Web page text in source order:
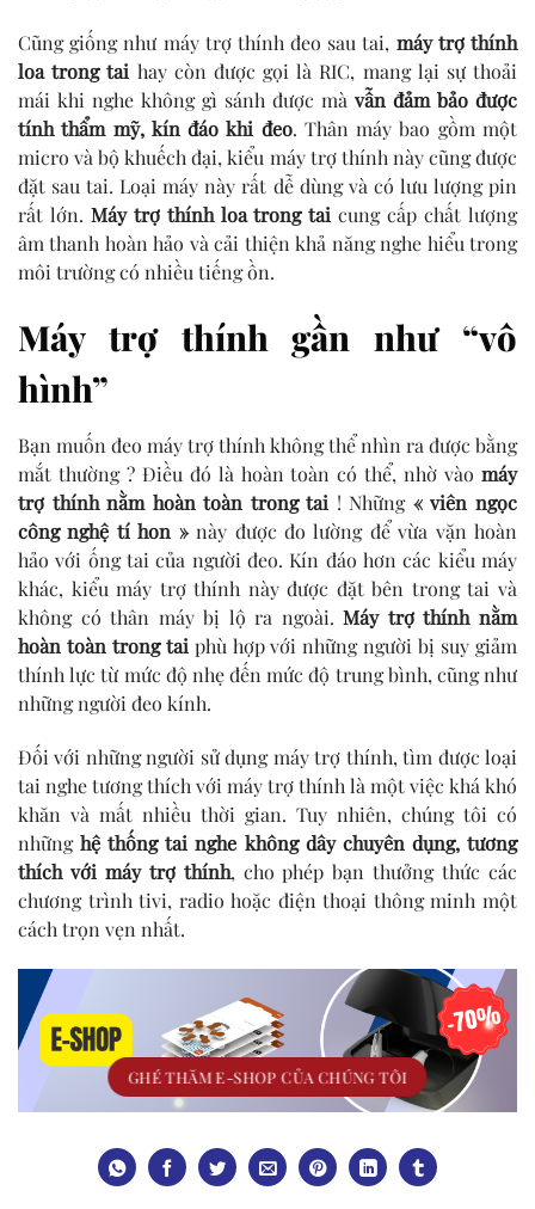
Cũng giống như máy trợ thính đeo sau tai, máy trợ thính
loa trong tai hay còn được gọi là RIC, mang lại sự thoải
mái khi nghe không gì sánh được mà vẫn đảm bảo được
tính thẩm mỹ, kín đáo khi đeo. Thân máy bao gồm một
micro và bộ khuếch đại, kiểu máy trợ thính này cũng được
đặt sau tai. Loại máy này rất dễ dùng và có lưu lượng pin
rất lớn. Máy trợ thính loa trong tai cung cấp chất lượng
âm thanh hoàn hảo và cải thiện khả năng nghe hiểu trong
môi trường có nhiều tiếng ồn.
Máy trợ thính gần như “vô
hình”
Bạn muốn đeo máy trợ thính không thể nhìn ra được bằng
mắt thường ? Điều đó là hoàn toàn có thể, nhờ vào máy
trợ thính nằm hoàn toàn trong tai ! Những « viên ngọc
công nghệ tí hon »này được đo lường để vừa vặn hoàn
hảo với ống tai của người đeo. Kín đáo hơn các kiểu máy
khác, kiểu máy trợ thính này được đặt bên trong tai và
không có thân máy bị lộ ra ngoài.Máy trợ thính nằm
hoàn toàn trong tai phù hợp với những người bị suy giảm
thính lực từ mức độ nhẹ đến mức độ trung bình, cũng như
những người đeo kính.
Đối với những người sử dụng máy trợ thính, tìm được loại
tai nghe tương thích với máy trợ thính là một việc khá khó
khăn và mất nhiều thời gian. Tuy nhiên, chúng tôi có
nhữnghệ thống tai nghe không dây chuyên dụng, tương
thích với máy trợ thính, cho phép bạn thưởng thức các
chương trình tivi, radio hoặc điện thoại thông minh một
cách trọn vẹn nhất.
GHÉ THĂM E-SHOP CỦA CHÚNG TÔI